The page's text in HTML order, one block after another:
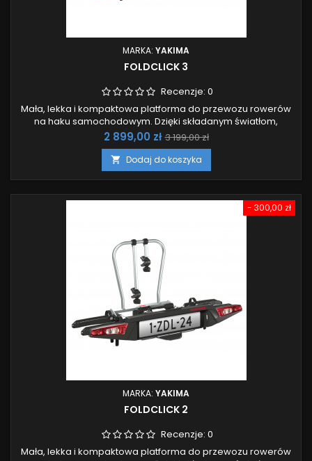
MARKA: YAKIMA
FOLDCLICK 3
Recenzje: 0
Mała, lekka i kompaktowa platforma do przewozu rowerów
na haku samochodowym. Dzięki składanym światłom,
podstawom na koła oraz w połączeniu z bardzo niską wagą
platforma jest łatwa w przechowywaniu
Cena
2 899,00 zł Cena
podstawowa
3 199,00 zł
 Dodaj do koszyka
- 300,00 zł
MARKA: YAKIMA
FOLDCLICK 2
Recenzje: 0
Mała, lekka i kompaktowa platforma do przewozu rowerów